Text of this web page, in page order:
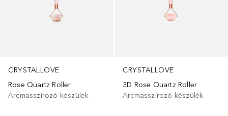
CRYSTALLOVE
Rose Quartz Roller
Arcmasszírozó készülék
CRYSTALLOVE
3D Rose Quartz Roller
Arcmasszírozó készülék